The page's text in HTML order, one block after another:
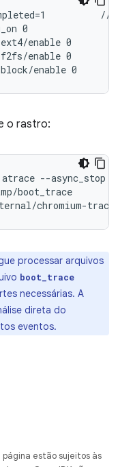
//
0
enable 0
enable 0
enable 0
o rastro:
--async_stop
boot_trace
external/chromium-
processar arquivos
boot_trace
necessárias. A
direta do
eventos.
estão sujeitos às